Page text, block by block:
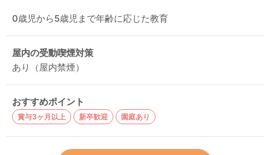
0歳児から5歳児まで年齢に応じた教育
屋内の受動喫煙対策
あり（屋内禁煙）
おすすめポイント
賞与3ヶ月以上 新卒歓迎 園庭あり